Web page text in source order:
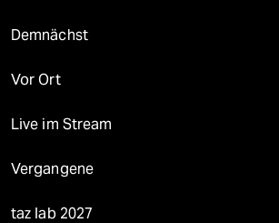
Demnächst
Vor Ort
Live im Stream
Vergangene
taz lab 2027